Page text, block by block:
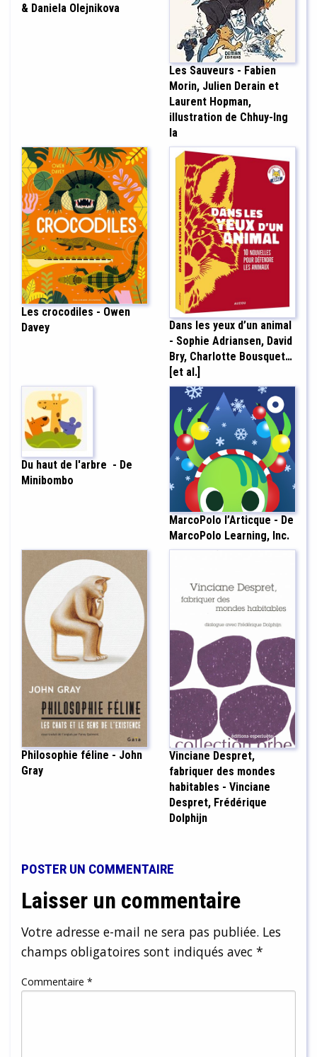
& Daniela Olejnikova
Les Sauveurs - Fabien
Morin, Julien Derain et
Laurent Hopman,
illustration de Chhuy-Ing
Ia
Les crocodiles - Owen
Davey
Dans les yeux d’un animal
- Sophie Adriansen, David
Bry, Charlotte Bousquet…
[et al.]
Du haut de l'arbre - De
Minibombo
MarcoPolo l’Articque - De
MarcoPolo Learning, Inc.
Philosophie féline - John
Gray
Vinciane Despret,
fabriquer des mondes
habitables - Vinciane
Despret, Frédérique
Dolphijn
POSTER UN COMMENTAIRE
Laisser un commentaire
Votre adresse e-mail ne sera pas publiée. Les
champs obligatoires sont indiqués avec *
Commentaire *